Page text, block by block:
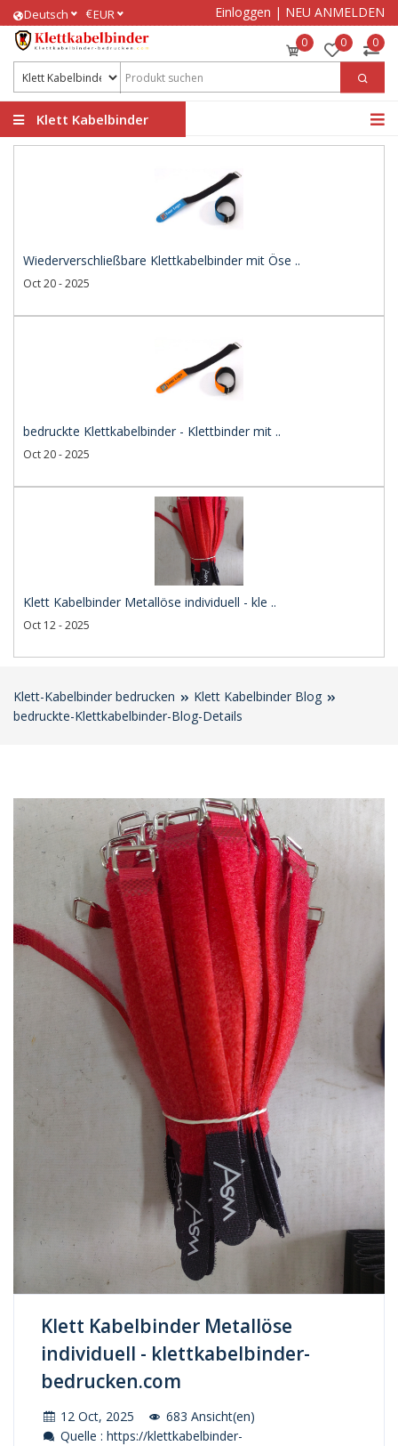
Deutsch €EUR Einloggen | NEU ANMELDEN
0 0 0
Klett Kabelbinder
Wiederverschließbare Klettkabelbinder mit Öse ..
Oct 20 - 2025
bedruckte Klettkabelbinder - Klettbinder mit ..
Oct 20 - 2025
Klett Kabelbinder Metallöse individuell - kle ..
Oct 12 - 2025
Klett-Kabelbinder bedrucken
Klett Kabelbinder Blog
bedruckte-Klettkabelbinder-Blog-Details
Klett Kabelbinder Metallöse
individuell - klettkabelbinder-
bedrucken.com
12 Oct, 2025
683 Ansicht(en)
Quelle : https://klettkabelbinder-